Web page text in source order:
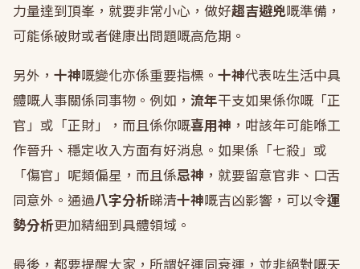
力量達到頂峯，就要非常小心，做好趨吉避兇嘅準備，
可能係破財或者健康出問題嘅高危期。
另外， 十神嘅變化亦係重要指標。 十神代表咗生活中具
體嘅人事關係同事物。例如， 流年干支如果係你嘅「正
官」或「正財」，而且係你嘅喜用神 ，咁該年可能喺工
作晉升、穩定收入方面有好消息。如果係「七殺」或
「傷官」呢類偏星，而且係忌神 ，就要留意官非、口舌
同意外。通過八字分析睇清十神嘅吉凶影響，可以令運
勢分析更加精細到具體領域。
最後，都要提醒大家，所謂好運同衰運，並非絕對嘅天